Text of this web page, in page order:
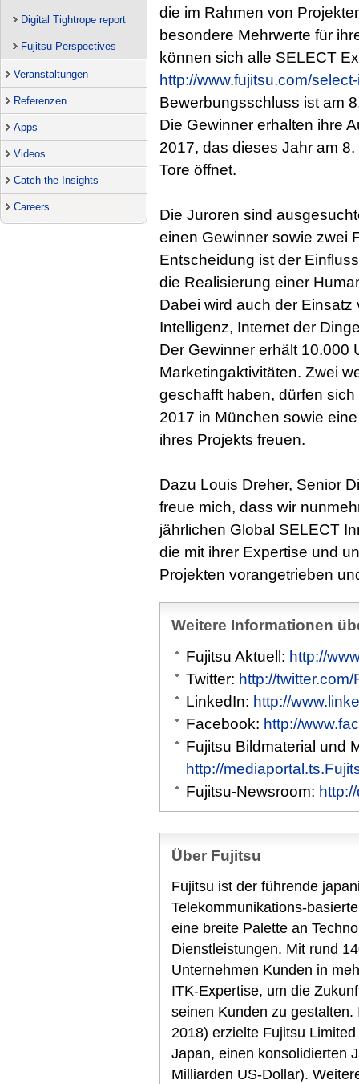
Digital Tightrope report
Fujitsu Perspectives
Veranstaltungen
Referenzen
Apps
Videos
Catch the Insights
Careers
die im Rahmen von
besondere Mehrwerte für
können sich alle SELECT
http://www.fujitsu.com/
Bewerbungsschluss ist am
Die Gewinner erhalten ihre
2017, das dieses Jahr am
Tore öffnet.
Die Juroren sind
einen Gewinner sowie zwei
Entscheidung ist der
die Realisierung einer
Dabei wird auch der
Intelligenz, Internet der
Der Gewinner erhält 10.000
Marketingaktivitäten. Zwei
geschafft haben, dürfen
2017 in München sowie
ihres Projekts freuen.
Dazu Louis Dreher, Senior
freue mich, dass wir
jährlichen Global SELECT
die mit ihrer Expertise und
Projekten vorangetrieben
Weitere Informationen
Fujitsu Aktuell: http://
Twitter: http://
LinkedIn: http://
Facebook: http://
Fujitsu Bildmaterial und
http://
Fujitsu-Newsroom:
Über Fujitsu
Fujitsu ist der führende
Telekommunikations-
eine breite Palette an
Dienstleistungen. Mit rund
Unternehmen Kunden in
ITK-Expertise, um die
seinen Kunden zu
2018) erzielte Fujitsu
Japan, einen konsolidierten
Milliarden US-Dollar).